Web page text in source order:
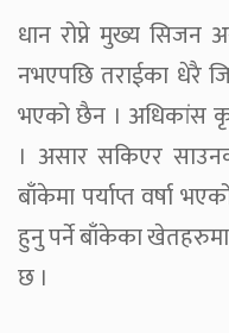
धान रोप्ने मुख्य सिजन
नभएपछि तराईका धेरै
भएको छैन । अधिकांस
। असार सकिएर
बाँकेमा पर्याप्त वर्षा
हुनु पर्ने बाँकेका
छ ।